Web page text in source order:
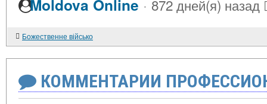
Moldova Online · 872 дней(я) назад
Божественне військо
КОММЕНТАРИИ